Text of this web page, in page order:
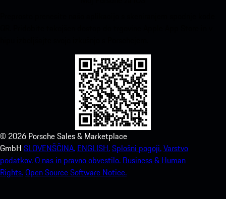
© 2026 Porsche Sales & Marketplace
GmbH SLOVENŠČINA. ENGLISH.Splošni pogoji.Varstvo
podatkov.O nas in pravno obvestilo. Business & Human
Rights.Open Source Software Notice.